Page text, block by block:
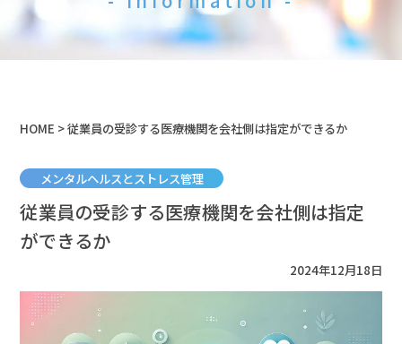
HOME > 従業員の受診する医療機関を会社側は指定ができるか
メンタルヘルスとストレス管理
従業員の受診する医療機関を会社側は指定
ができるか
2024年12月18日